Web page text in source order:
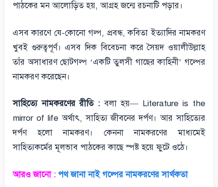
পাঠকের মন আলোড়িত হয়, আগ্রহ জন্মে রচনাটি পড়ার।
এসব কারণে যে-কোনো গল্প, প্রবন্ধ, কবিতা ইত্যাদির নামকরণ
খুবই গুরুত্বপূর্ণ। এসব দিক বিবেচনা করে সৈয়দ ওয়ালীউল্লাহ
তাঁর অসাধারণ ছোটগল্প ‘একটি তুলসী গাছের কাহিনী’ গল্পের
নামকরণ করেছেন।
সাহিত্যে নামকরণের রীতি :বলা হয়— Literature is the
mirror of life অর্থাৎ, সাহিত্য জীবনের দর্পণ। আর সাহিত্যের
দর্পণ হলো নামকরণ। কেননা নামকরণের মাধ্যমেই
সাহিত্যকর্মের মূলভাব পাঠকের কাছে স্পষ্ট হয়ে ফুটে ওঠে।
আরও জানো : পথ জানা নাই গল্পের নামকরণের সার্থকতা